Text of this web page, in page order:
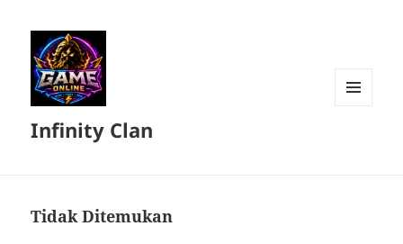
Infinity Clan
Tidak Ditemukan